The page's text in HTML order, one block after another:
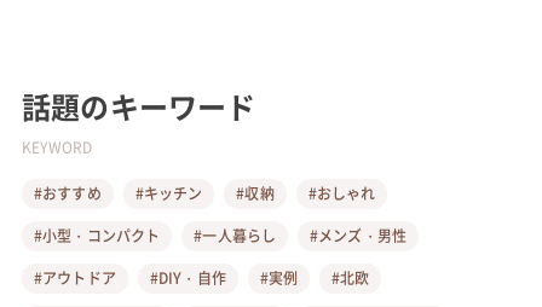
話題のキーワード
KEYWORD
#おすすめ #キッチン #収納
#おしゃれ
#小型・コンパクト
#一人暮らし
#メンズ・男性
#アウトドア
#DIY・自作 #実例
#北欧